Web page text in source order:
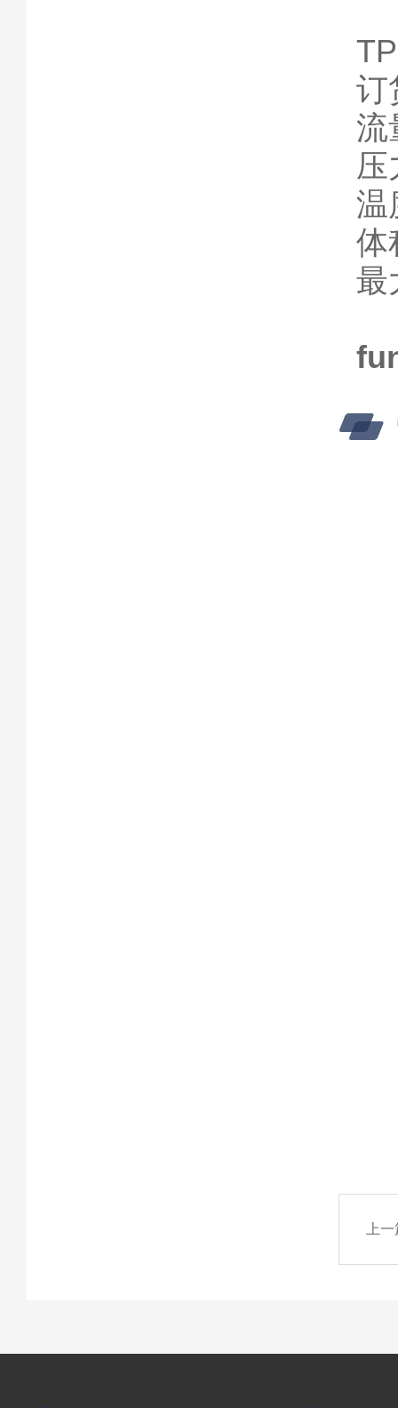
订
流
压
温
体
最
上